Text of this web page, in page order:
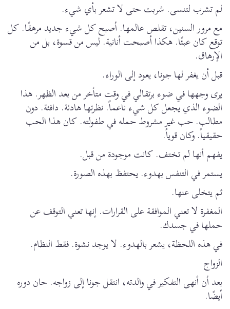
لم تشرب لتنسى. شربت حتى لا تشعر بأي شيء.
مع مرور السنين، تقلص عالمها. أصبح كل شيء جديد مرهقًا. كل
توقع كان عبئًا. هكذا أصبحت أنانية. ليس من قسوة، بل من
الإرهاق.
قبل أن يغفر لها جونا، يعود إلى الوراء.
يرى وجهها في ضوء برتقالي في وقت متأخر من بعد الظهر. هذا
الضوء الذي يجعل كل شيء ناعماً. نظرتها هادئة. دافئة. دون
مطالب. حب غير مشروط حمله في طفولته. كان هذا الحب
حقيقياً. وكان قوياً.
يفهم أنها لم تختف. كانت موجودة من قبل.
يستمر في التنفس بهدوء. يحتفظ بهذه الصورة.
ثم يتخلى عنها.
المغفرة لا تعني الموافقة على القرارات. إنها تعني التوقف عن
حملها في جسدك.
في هذه اللحظة، يشعر بالهدوء. لا يوجد نشوة. فقط النظام.
الزواج
بعد أن أنهى التفكير في والدته، انتقل جونا إلى زواجه. حان دوره
أيضًا.